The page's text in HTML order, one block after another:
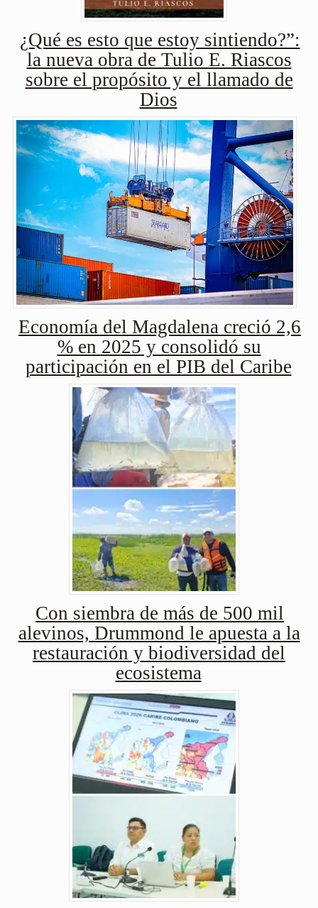
¿Qué es esto que estoy sintiendo?”:
la nueva obra de Tulio E. Riascos
sobre el propósito y el llamado de
Dios
Economía del Magdalena creció 2,6
% en 2025 y consolidó su
participación en el PIB del Caribe
Con siembra de más de 500 mil
alevinos, Drummond le apuesta a la
restauración y biodiversidad del
ecosistema